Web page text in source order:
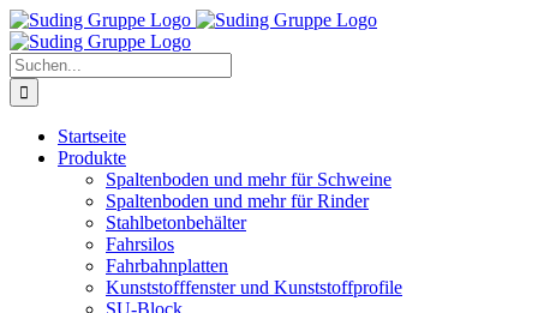
Zum
Inhalt
springen
Suche
nach:
Startseite
Produkte
Spaltenboden und mehr für Schweine
Spaltenboden und mehr für Rinder
Stahlbetonbehälter
Fahrsilos
Fahrbahnplatten
Kunststofffenster und Kunststoffprofile
SU-Block